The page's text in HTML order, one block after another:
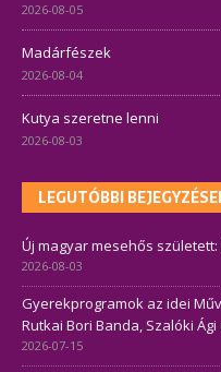
2026-08-05
Madárfészek
2026-08-04
Kutya szeretne lenni
2026-08-03
LEGUTÓBBI
Új magyar mesehős
2026-08-03
Gyerekprogramok az idei
Rutkai Bori Banda, Szalóki
2026-07-15